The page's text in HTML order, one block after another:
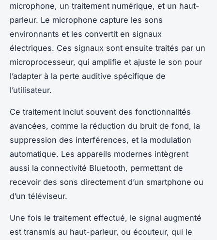
microphone, un traitement numérique, et un haut-
parleur. Le microphone capture les sons
environnants et les convertit en signaux
électriques. Ces signaux sont ensuite traités par un
microprocesseur, qui amplifie et ajuste le son pour
l’adapter à la perte auditive spécifique de
l’utilisateur.
Ce traitement inclut souvent des fonctionnalités
avancées, comme la réduction du bruit de fond, la
suppression des interférences, et la modulation
automatique. Les appareils modernes intègrent
aussi la connectivité Bluetooth, permettant de
recevoir des sons directement d’un smartphone ou
d’un téléviseur.
Une fois le traitement effectué, le signal augmenté
est transmis au haut-parleur, ou écouteur, qui le